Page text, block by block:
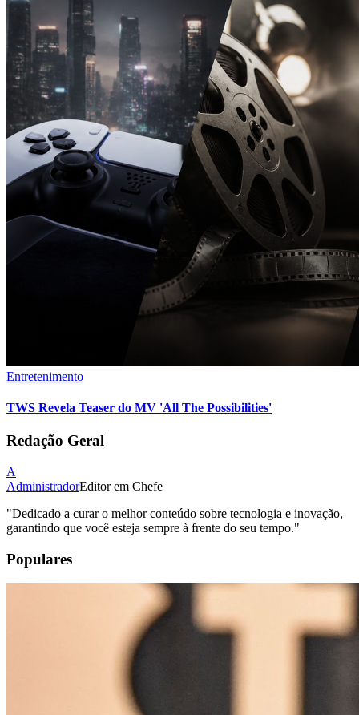
Entretenimento
TWS Revela Teaser do MV 'All The Possibilities'
Redação Geral
A
AdministradorEditor em Chefe
"Dedicado a curar o melhor conteúdo sobre tecnologia e inovação,
garantindo que você esteja sempre à frente do seu tempo."
Populares